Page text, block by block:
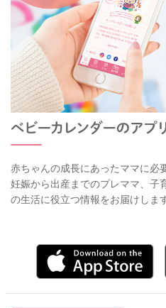
赤ちゃんの成長にあったママに必
妊娠から出産までのプレママ、子
の生活に役立つ情報をお届けします